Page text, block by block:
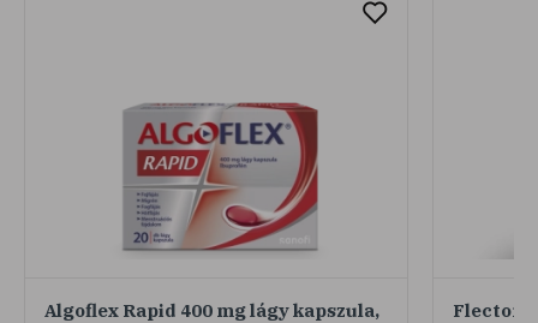
Algoflex Rapid 400 mg lágy kapszula,
Flector